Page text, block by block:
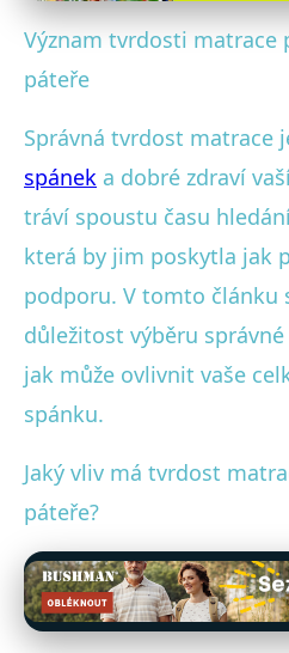
Jak Správně
pro Zdraví Vaší
Význam tvrdosti matrace
páteře
Správná tvrdost matrace
spánek a dobré zdraví
tráví spoustu času
která by jim poskytla jak
podporu. V tomto článku
důležitost výběru
jak může ovlivnit vaše
spánku.
Jaký vliv má tvrdost
páteře?